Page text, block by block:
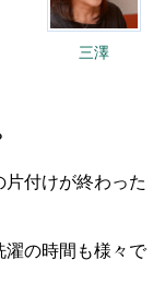
三澤
付けが終わった
濯の時間も様々で